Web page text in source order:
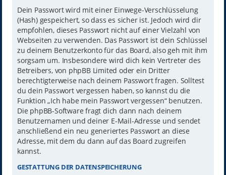
Dein Passwort wird mit einer Einwege-Verschlüsselung
(Hash) gespeichert, so dass es sicher ist. Jedoch wird dir
empfohlen, dieses Passwort nicht auf einer Vielzahl von
Webseiten zu verwenden. Das Passwort ist dein Schlüssel
zu deinem Benutzerkonto für das Board, also geh mit ihm
sorgsam um. Insbesondere wird dich kein Vertreter des
Betreibers, von phpBB Limited oder ein Dritter
berechtigterweise nach deinem Passwort fragen. Solltest
du dein Passwort vergessen haben, so kannst du die
Funktion „Ich habe mein Passwort vergessen“ benutzen.
Die phpBB-Software fragt dich dann nach deinem
Benutzernamen und deiner E-Mail-Adresse und sendet
anschließend ein neu generiertes Passwort an diese
Adresse, mit dem du dann auf das Board zugreifen
kannst.
GESTATTUNG DER DATENSPEICHERUNG